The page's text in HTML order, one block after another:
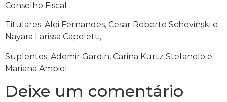
Conselho Fiscal
Titulares: Alei Fernandes, Cesar Roberto Schevinski e
Nayara Larissa Capeletti,
Suplentes: Ademir Gardin, Carina Kurtz Stefanelo e
Mariana Ambiel.
Deixe um comentário